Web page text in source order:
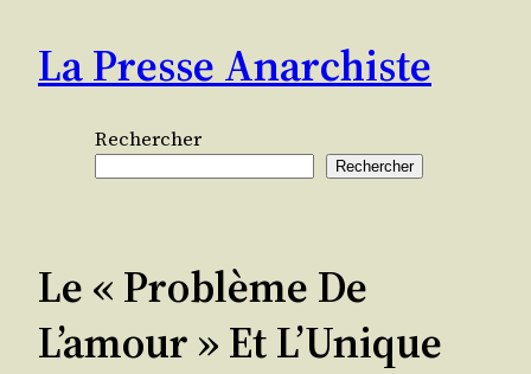
contenu
La Presse Anarchiste
Rechercher
Rechercher
Le « Problème De
L’amour » Et L’Unique